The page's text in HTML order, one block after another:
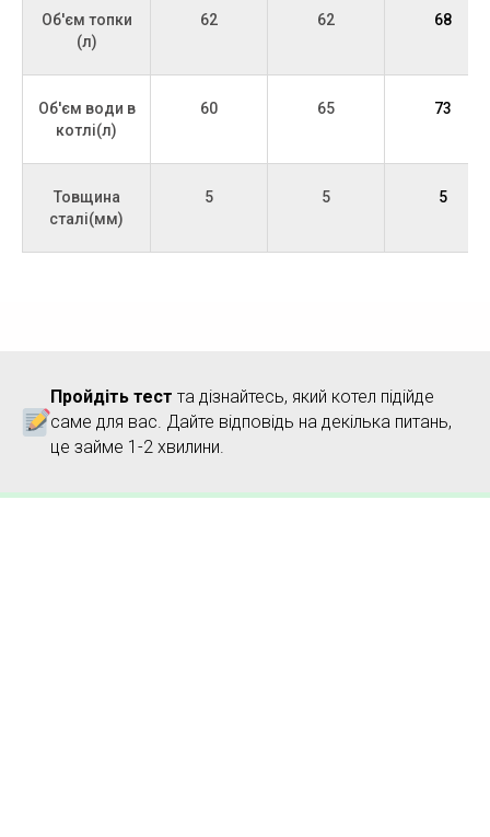
18
Объем воды в системе отопления 300 л -
твердотопливный котел Зубр Стандарт
модифікацію.Зубр Стандарт
Об'єм топки
(л)
62 62 68
Об'єм води в
котлі(л)
60 65 73
Товщина
сталі(мм)
5 5 5
Пройдіть тест та дізнайтесь, який котел підійде
саме для вас. Дайте відповідь на декілька питань,
це займе 1-2 хвилини.